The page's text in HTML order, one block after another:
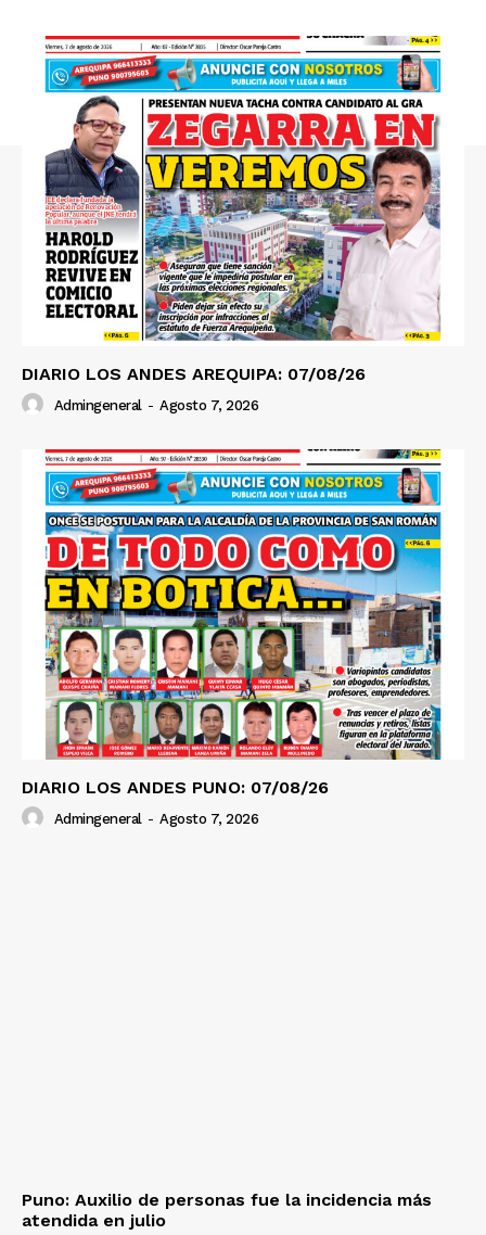
SUSCRIBETE
Diario los Andes
Nosotros
Contacto
Prensa
DIARIO LOS ANDES AREQUIPA: 07/08/26
Admingeneral - Agosto 7, 2026
DIARIO LOS ANDES PUNO: 07/08/26
Admingeneral - Agosto 7, 2026
Puno: Auxilio de personas fue la incidencia más
atendida en julio